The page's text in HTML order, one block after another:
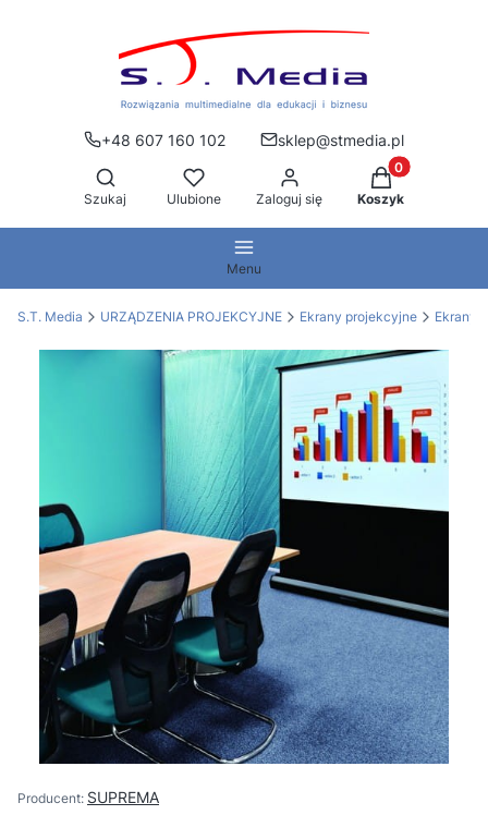
+48 607 160 102
sklep@stmedia.pl
Otwórz wyszukiwarkę
Szukaj Ulubione Zaloguj się
Produkty w
Koszyk
Menu
S.T. Media URZĄDZENIA PROJEKCYJNE Ekrany projekcyjne Ekrany
SUPREMA